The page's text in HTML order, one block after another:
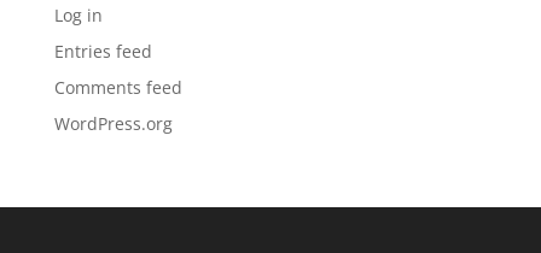
Log in
Entries feed
Comments feed
WordPress.org